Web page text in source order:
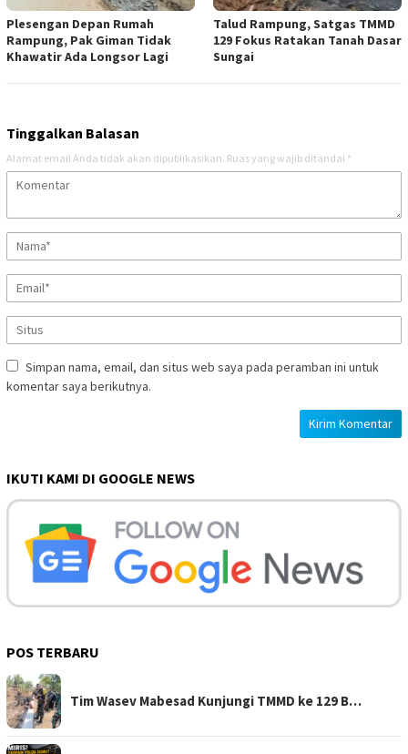
Plesengan Depan Rumah
Rampung, Pak Giman Tidak
Khawatir Ada Longsor Lagi
Talud Rampung, Satgas TMMD
129 Fokus Ratakan Tanah Dasar
Sungai
Tinggalkan Balasan
Alamat email Anda tidak akan dipublikasikan. Ruas yang wajib ditandai *
Simpan nama, email, dan situs web saya pada peramban ini untuk
komentar saya berikutnya.
IKUTI KAMI DI GOOGLE NEWS
POS TERBARU
Tim Wasev Mabesad Kunjungi TMMD ke 129 B…